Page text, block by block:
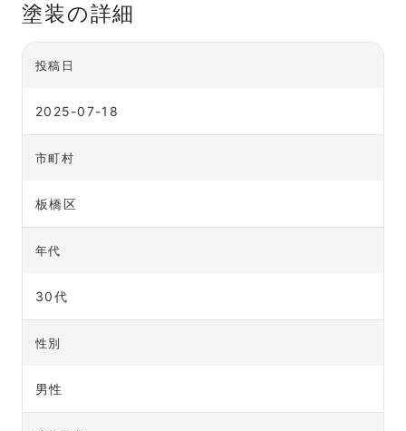
塗装の詳細
投稿日
2025-07-18
市町村
板橋区
年代
30代
性別
男性